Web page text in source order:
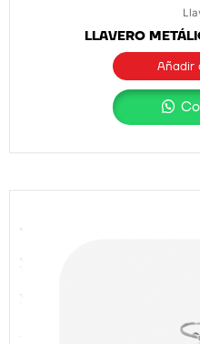
LLAVERO
Añadir